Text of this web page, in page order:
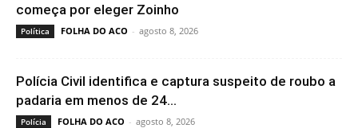
começa por eleger Zoinho
Política FOLHA DO ACO - agosto 8, 2026
Polícia Civil identifica e captura suspeito de roubo a
padaria em menos de 24...
Polícia FOLHA DO ACO - agosto 8, 2026